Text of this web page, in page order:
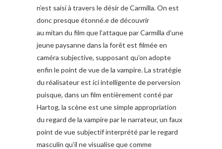
n’est saisi à travers le désir de Carmilla. On est
donc presque étonné.e de découvrir
au mitan du film que l’attaque par Carmilla d’une
jeune paysanne dans la forêt est filmée en
caméra subjective, supposant qu’on adopte
enfin le point de vue de la vampire. La stratégie
du réalisateur est ici intelligente de perversion
puisque, dans un film entièrement conté par
Hartog, la scène est une simple appropriation
du regard de la vampire par le narrateur, un faux
point de vue subjectif interprété par le regard
masculin qu’il ne visualise que comme